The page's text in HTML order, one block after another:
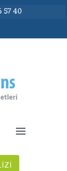
57 40